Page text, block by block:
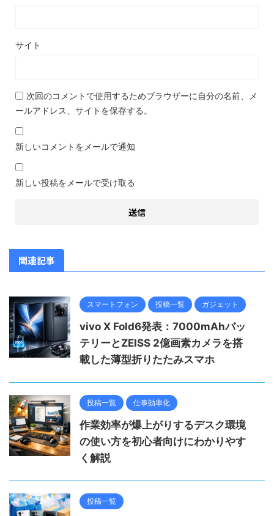
サイト
次回のコメントで使用するためブラウザーに自分の名前、メ
ールアドレス、サイトを保存する。
新しいコメントをメールで通知
新しい投稿をメールで受け取る
関連記事
スマートフォン 投稿一覧 ガジェット
vivo X Fold6発表：7000mAhバッ
テリーとZEISS 2億画素カメラを搭
載した薄型折りたたみスマホ
投稿一覧 仕事効率化
作業効率が爆上がりするデスク環境
の使い方を初心者向けにわかりやす
く解説
投稿一覧